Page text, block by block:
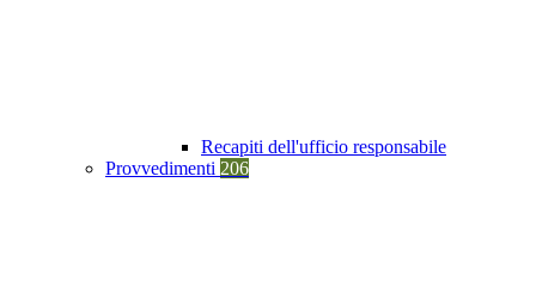
Recapiti dell'ufficio responsabile
Provvedimenti 206